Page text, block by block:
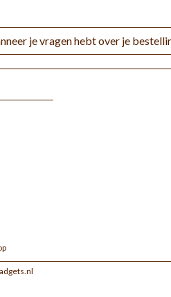
je vragen hebt over je